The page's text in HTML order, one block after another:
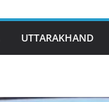
UTTARAKHAND